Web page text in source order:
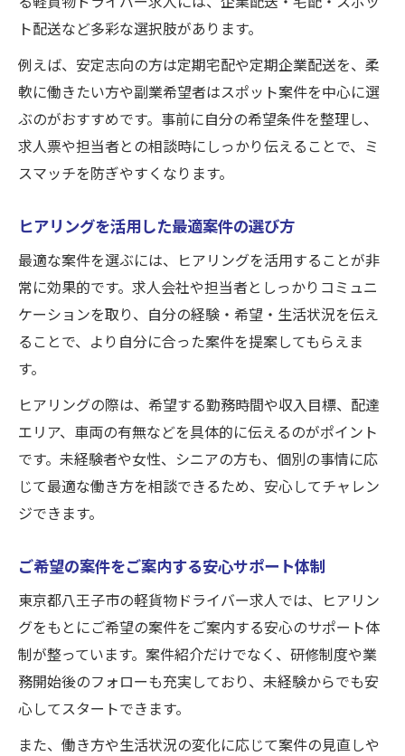
ト配送など多彩な選択肢があります。
例えば、安定志向の方は定期宅配や定期企業配送を、柔
軟に働きたい方や副業希望者はスポット案件を中心に選
ぶのがおすすめです。事前に自分の希望条件を整理し、
求人票や担当者との相談時にしっかり伝えることで、ミ
スマッチを防ぎやすくなります。
ヒアリングを活用した最適案件の選び方
最適な案件を選ぶには、ヒアリングを活用することが非
常に効果的です。求人会社や担当者としっかりコミュニ
ケーションを取り、自分の経験・希望・生活状況を伝え
ることで、より自分に合った案件を提案してもらえま
す。
ヒアリングの際は、希望する勤務時間や収入目標、配達
エリア、車両の有無などを具体的に伝えるのがポイント
です。未経験者や女性、シニアの方も、個別の事情に応
じて最適な働き方を相談できるため、安心してチャレン
ジできます。
ご希望の案件をご案内する安心サポート体制
東京都八王子市の軽貨物ドライバー求人では、ヒアリン
グをもとにご希望の案件をご案内する安心のサポート体
制が整っています。案件紹介だけでなく、研修制度や業
務開始後のフォローも充実しており、未経験からでも安
心してスタートできます。
また、働き方や生活状況の変化に応じて案件の見直しや